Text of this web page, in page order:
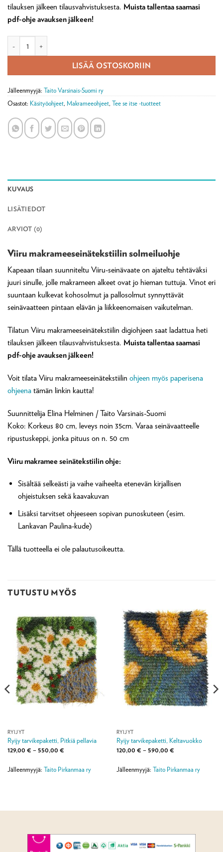
tilauksen jälkeen tilausvahvistuksesta. Muista tallentaa saamasi
pdf-ohje avauksen jälkeen!
LISÄÄ OSTOSKORIIN
Jälleenmyyjä: Taito Varsinais-Suomi ry
Osastot: Käsityöohjeet, Makrameeohjeet, Tee se itse -tuotteet
KUVAUS
LISÄTIEDOT
ARVIOT (0)
Viiru makrameeseinätekstiilin solmeiluohje
Kapeaan tilaan suunniteltu Viiru-seinävaate on ajateltu tehtäväksi
juuri sinulle, jolle makrameen alkeet ovat jo hieman tuttuja. Vinot eri
suuntaan kulkevat kohosolmut ja pallosolmut synnyttävät
seinävaatteen pintaan elävän ja liikkeenomaisen vaikutelman.
Tilatun Viiru makrameeseinätekstiilin digiohjeen saat ladattua heti
tilauksen jälkeen tilausvahvistuksesta. Muista tallentaa saamasi
pdf-ohje avauksen jälkeen!
Voit tilata Viiru makrameeseinätekstiilin ohjeen myös paperisena
ohjeena tämän linkin kautta!
Suunnittelija Elina Helminen / Taito Varsinais-Suomi
Koko: Korkeus 80 cm, leveys noin 35cm. Varaa seinävaatteelle
ripustuskeppi, jonka pituus on n. 50 cm
Viiru makramee seinätekstiilin ohje:
Sisältää selkeästi ja vaihe vaiheelta etenevän kirjallisen
ohjeistuksen sekä kaavakuvan
Lisäksi tarvitset ohjeeseen sopivan punoskuteen (esim.
Lankavan Paulina-kude)
Tällä tuotteella ei ole palautusoikeutta.
TUTUSTU MYÖS
RYIJYT
Ryijy tarvikepaketti, Pitkiä pellavia
129,00 € – 550,00 €Hintaluokka:
550,00 €
Jälleenmyyjä: Taito Pirkanmaa ry
RYIJYT
Ryijy tarvikepaketti, Keltavuokko
120,00 € – 590,00 €Hintaluokka:
590,00 €
Jälleenmyyjä: Taito Pirkanmaa ry